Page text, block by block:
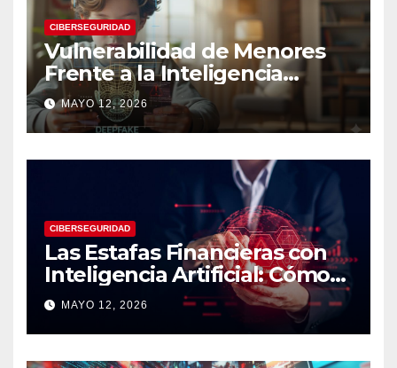
CIBERSEGURIDAD
Vulnerabilidad de Menores
Frente a la Inteligencia
Artificial: Riesgos Digitales,
Manipulación y Protección
Tecnológica
MAYO 12, 2026
CIBERSEGURIDAD
Las Estafas Financieras con
Inteligencia Artificial: Cómo
Operan, Cómo Detectarlas y
Cómo Protegerse
MAYO 12, 2026